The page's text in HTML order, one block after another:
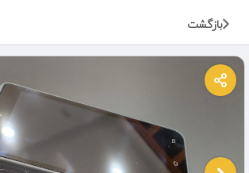
بازگشت ثبت